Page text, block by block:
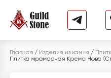
Главная / Изделия из камня /
Плитка мраморная Крема Нова